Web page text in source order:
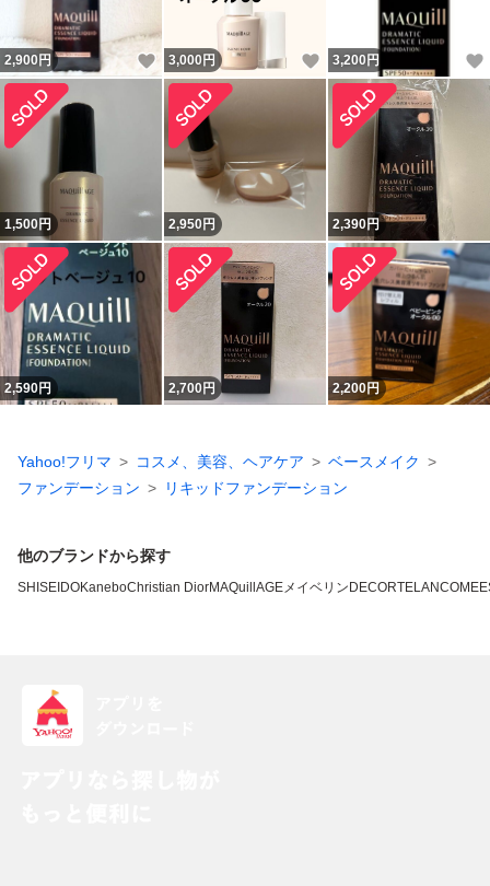
2,900 円 いいね！
3,000 円 いいね！
3,200 円
1,500円 2,950円 2,390円
2,590円 2,700円 2,200円
Yahoo!フリマ コスメ、美容、ヘアケア
ベースメイク
ファンデーション
リキッドファンデーション
他のブランドから探す
SHISEIDOKaneboChristian DiorMAQuillAGEメイベリン DECORTELANCOME